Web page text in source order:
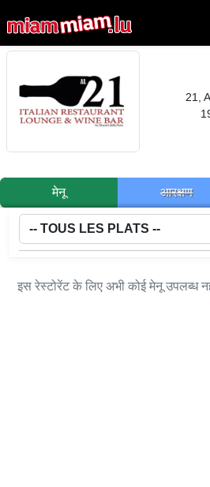
21,
मेनू आरक्षण
इस रेस्टोरेंट के लिए अभी कोई मेनू उपलब्ध